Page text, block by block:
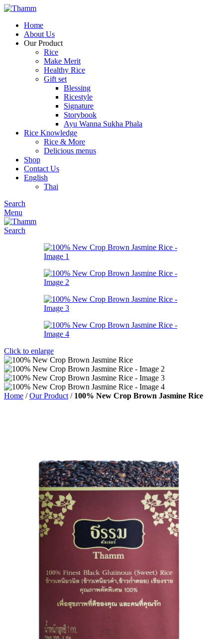
Home
About Us
Our Product
Rice
Make Merit
Healthy Rice
Gift set
Blessing
Ricestyle
Signature
Storybook
Ayu Wanna Sukha Phala
Rice Knowledge
Rice & More
Delicious menus
Shop
Contact Us
English
Thai
Search
Menu
Search
Click to enlarge
Home /Our Product / 100% New Crop Brown Jasmine Rice